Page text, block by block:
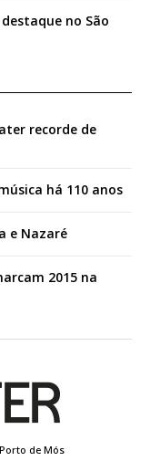
no São
recorde de
há 110 anos
e Nazaré
2015 na
de Mós